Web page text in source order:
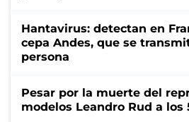
Hantavirus: detectan en
cepa Andes, que se
persona
Pesar por la muerte del
modelos Leandro Rud a los